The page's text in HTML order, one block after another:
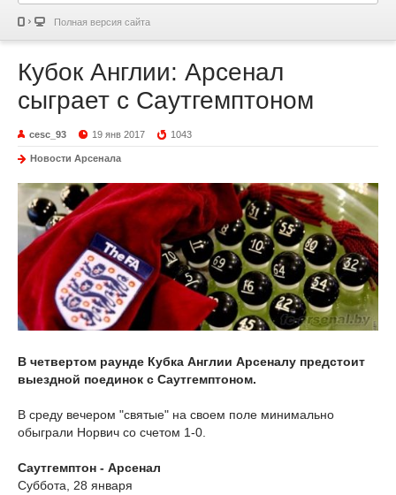
Полная версия сайта
Кубок Англии: Арсенал
сыграет с Саутгемптоном
cesc_93 19 янв 2017 1043
Новости Арсенала
В четвертом раунде Кубка Англии Арсеналу предстоит
выездной поединок с Саутгемптоном.
В среду вечером "святые" на своем поле минимально
обыграли Норвич со счетом 1-0.
Саутгемптон - Арсенал
Суббота, 28 января